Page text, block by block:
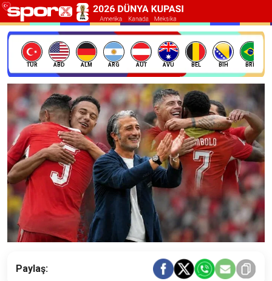
TÜR ABD ALM ARG AUT AVU BEL BIH BRE
Paylaş: